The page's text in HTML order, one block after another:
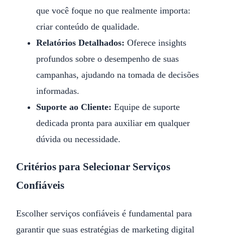
que você foque no que realmente importa:
criar conteúdo de qualidade.
Relatórios Detalhados: Oferece insights
profundos sobre o desempenho de suas
campanhas, ajudando na tomada de decisões
informadas.
Suporte ao Cliente: Equipe de suporte
dedicada pronta para auxiliar em qualquer
dúvida ou necessidade.
Critérios para Selecionar Serviços
Confiáveis
Escolher serviços confiáveis é fundamental para
garantir que suas estratégias de marketing digital